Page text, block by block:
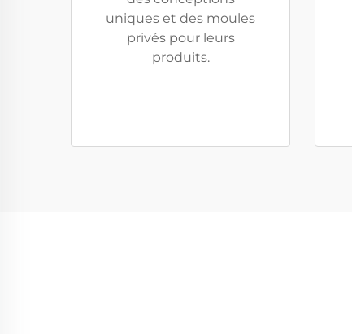
uniques et des moules
privés pour leurs
produits.